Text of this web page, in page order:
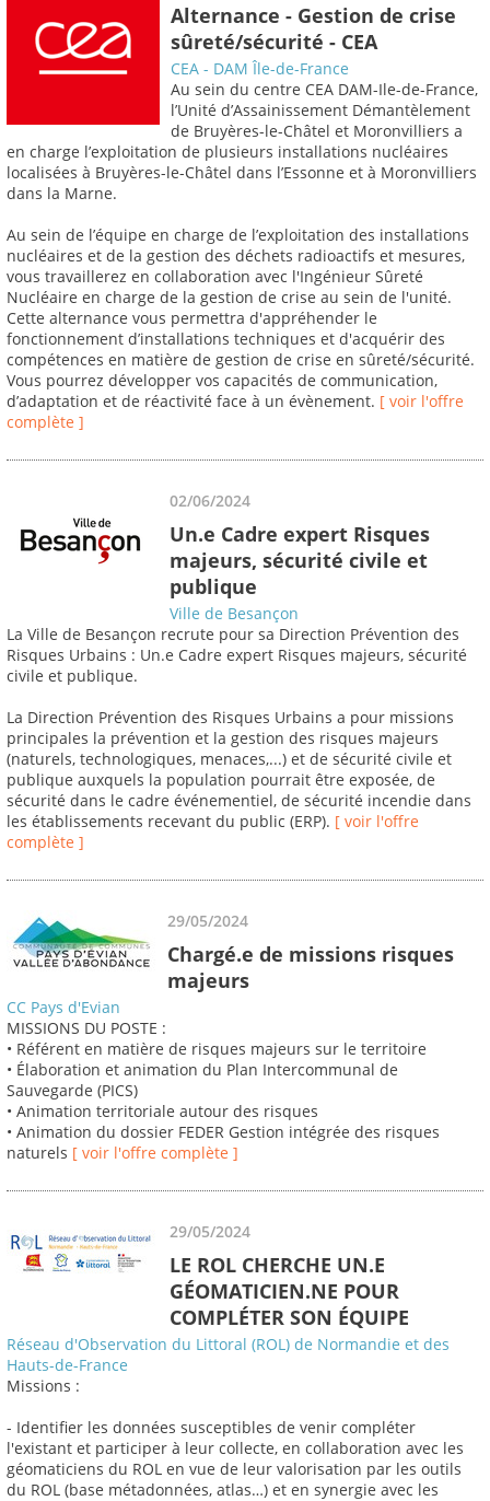
Alternance - Gestion de crise
sûreté/sécurité - CEA
CEA - DAM Île-de-France
Au sein du centre CEA DAM-Ile-de-France,
l’Unité d’Assainissement Démantèlement
de Bruyères-le-Châtel et Moronvilliers a
en charge l’exploitation de plusieurs installations nucléaires
localisées à Bruyères-le-Châtel dans l’Essonne et à Moronvilliers
dans la Marne.
Au sein de l’équipe en charge de l’exploitation des installations
nucléaires et de la gestion des déchets radioactifs et mesures,
vous travaillerez en collaboration avec l'Ingénieur Sûreté
Nucléaire en charge de la gestion de crise au sein de l'unité.
Cette alternance vous permettra d'appréhender le
fonctionnement d’installations techniques et d'acquérir des
compétences en matière de gestion de crise en sûreté/sécurité.
Vous pourrez développer vos capacités de communication,
d’adaptation et de réactivité face à un évènement. [ voir l'offre
complète ]
02/06/2024
Un.e Cadre expert Risques
majeurs, sécurité civile et
publique
Ville de Besançon
La Ville de Besançon recrute pour sa Direction Prévention des
Risques Urbains : Un.e Cadre expert Risques majeurs, sécurité
civile et publique.
La Direction Prévention des Risques Urbains a pour missions
principales la prévention et la gestion des risques majeurs
(naturels, technologiques, menaces,...) et de sécurité civile et
publique auxquels la population pourrait être exposée, de
sécurité dans le cadre événementiel, de sécurité incendie dans
les établissements recevant du public (ERP). [ voir l'offre
complète ]
29/05/2024
Chargé.e de missions risques
majeurs
CC Pays d'Evian
MISSIONS DU POSTE :
• Référent en matière de risques majeurs sur le territoire
• Élaboration et animation du Plan Intercommunal de
Sauvegarde (PICS)
• Animation territoriale autour des risques
• Animation du dossier FEDER Gestion intégrée des risques
naturels [ voir l'offre complète ]
29/05/2024
LE ROL CHERCHE UN.E
GÉOMATICIEN.NE POUR
COMPLÉTER SON ÉQUIPE
Réseau d'Observation du Littoral (ROL) de Normandie et des
Hauts-de-France
Missions :
- Identifier les données susceptibles de venir compléter
l'existant et participer à leur collecte, en collaboration avec les
géomaticiens du ROL en vue de leur valorisation par les outils
du ROL (base métadonnées, atlas…) et en synergie avec les